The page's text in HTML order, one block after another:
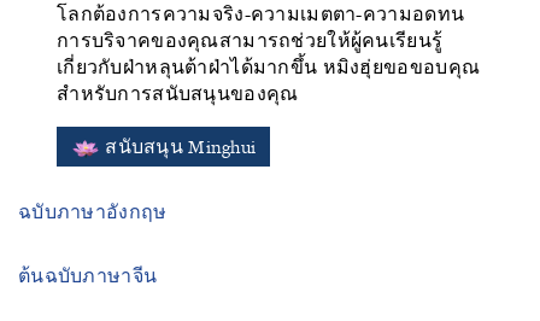
โลกต้องการความจริง-ความเมตตา-ความอดทน
การบริจาคของคุณสามารถช่วยให้ผู้คนเรียนรู้
เกี่ยวกับฝ่าหลุนต้าฝ่าได้มากขึ้น หมิงฮุ่ยขอขอบคุณ
สําหรับการสนับสนุนของคุณ
สนับสนุน Minghui
ฉบับภาษาอังกฤษ
ต้นฉบับภาษาจีน